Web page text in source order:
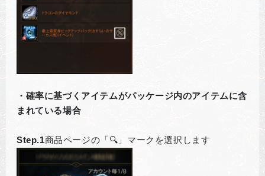
・確率に基づくアイテムがパッケージ内のアイテムに含
まれている場合
Step.1商品ページの「🔍」マークを選択します